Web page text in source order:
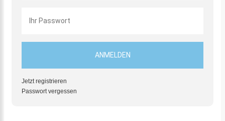
Jetzt registrieren
Passwort vergessen